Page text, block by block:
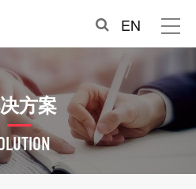
EN
方案